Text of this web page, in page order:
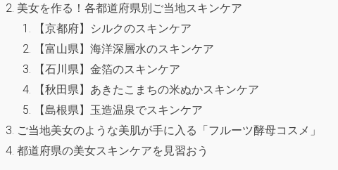
美女を作る！各都道府県別ご当地スキンケア
【京都府】シルクのスキンケア
【富山県】海洋深層水のスキンケア
【石川県】金箔のスキンケア
【秋田県】あきたこまちの米ぬかスキンケア
【島根県】玉造温泉でスキンケア
ご当地美女のような美肌が手に入る「フルーツ酵母コスメ」
都道府県の美女スキンケアを見習おう